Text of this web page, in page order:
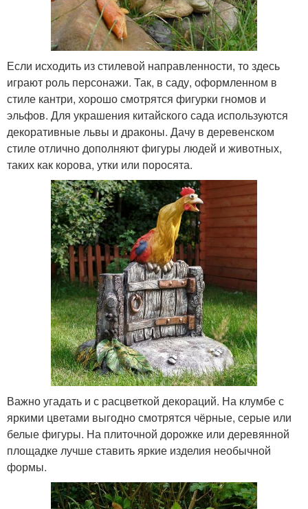
Если исходить из стилевой направленности, то здесь
играют роль персонажи. Так, в саду, оформленном в
стиле кантри, хорошо смотрятся фигурки гномов и
эльфов. Для украшения китайского сада используются
декоративные львы и драконы. Дачу в деревенском
стиле отлично дополняют фигуры людей и животных,
таких как корова, утки или поросята.
Важно угадать и с расцветкой декораций. На клумбе с
яркими цветами выгодно смотрятся чёрные, серые или
белые фигуры. На плиточной дорожке или деревянной
площадке лучше ставить яркие изделия необычной
формы.